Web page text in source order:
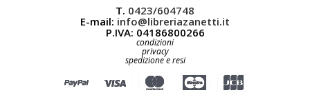
T. 0423/604748
E-mail: info@libreriazanetti.it
P.IVA: 04186800266
condizioni
privacy
spedizione e resi